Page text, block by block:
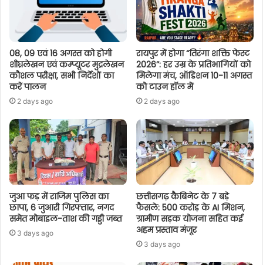
08, 09 एवं 16 अगस्त को होगी
शीघ्रलेखन एवं कम्प्यूटर मुद्रलेखन
कौशल परीक्षा, सभी निर्देशों का
करें पालन
2 days ago
रायपुर में होगा “तिरंगा शक्ति फेस्ट
2026”: हर उम्र के प्रतिभागियों को
मिलेगा मंच, ऑडिशन 10-11 अगस्त
को टाउन हॉल में
2 days ago
जुआ फड़ में राजिम पुलिस का
छापा, 6 जुआरी गिरफ्तार, नगद
समेत मोबाइल-ताश की गड्डी जब्त
3 days ago
छत्तीसगढ़ कैबिनेट के 7 बड़े
फैसले: 500 करोड़ के AI मिशन,
ग्रामीण सड़क योजना सहित कई
अहम प्रस्ताव मंजूर
3 days ago